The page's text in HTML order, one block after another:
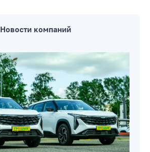
Новости компаний